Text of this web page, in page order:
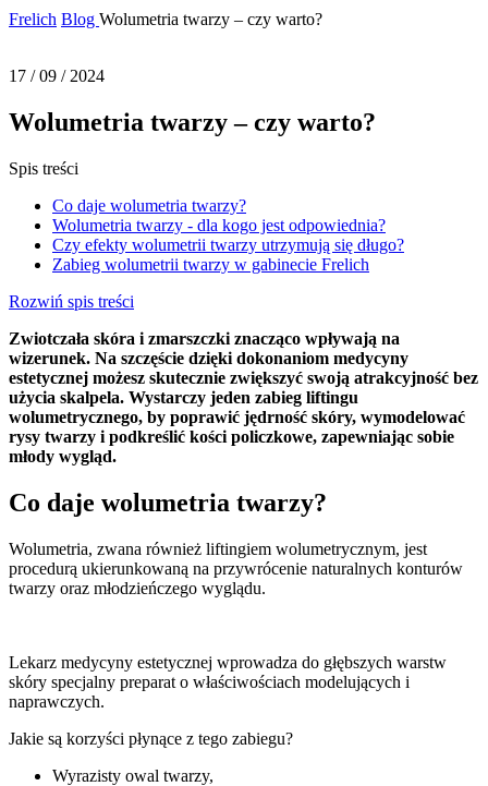
Frelich Blog Wolumetria twarzy – czy warto?
17 / 09 / 2024
Wolumetria twarzy – czy warto?
Spis treści
Co daje wolumetria twarzy?
Wolumetria twarzy - dla kogo jest odpowiednia?
Czy efekty wolumetrii twarzy utrzymują się długo?
Zabieg wolumetrii twarzy w gabinecie Frelich
Rozwiń spis treści
Zwiotczała skóra i zmarszczki znacząco wpływają na
wizerunek. Na szczęście dzięki dokonaniom medycyny
estetycznej możesz skutecznie zwiększyć swoją atrakcyjność bez
użycia skalpela. Wystarczy jeden zabieg liftingu
wolumetrycznego, by poprawić jędrność skóry, wymodelować
rysy twarzy i podkreślić kości policzkowe, zapewniając sobie
młody wygląd.
Co daje wolumetria twarzy?
Wolumetria, zwana również liftingiem wolumetrycznym, jest
procedurą ukierunkowaną na przywrócenie naturalnych konturów
twarzy oraz młodzieńczego wyglądu.
Lekarz medycyny estetycznej wprowadza do głębszych warstw
skóry specjalny preparat o właściwościach modelujących i
naprawczych.
Jakie są korzyści płynące z tego zabiegu?
Wyrazisty owal twarzy,